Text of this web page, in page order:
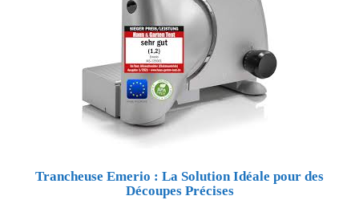
Trancheuse Emerio : La Solution Idéale pour des
Découpes Précises